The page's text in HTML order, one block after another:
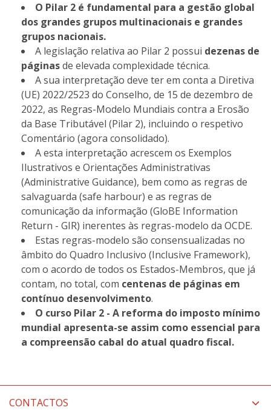
O Pilar 2 é fundamental para a gestão global
dos grandes grupos multinacionais e grandes
grupos nacionais.
A legislação relativa ao Pilar 2 possui dezenas de
páginasde elevada complexidade técnica.
A sua interpretação deve ter em conta a Diretiva
(UE) 2022/2523 do Conselho, de 15 de dezembro de
2022, as Regras-Modelo Mundiais contra a Erosão
da Base Tributável (Pilar 2), incluindo o respetivo
Comentário (agora consolidado).
A esta interpretação acrescem os Exemplos
Ilustrativos e Orientações Administrativas
(Administrative Guidance), bem como as regras de
salvaguarda (safe harbour) e as regras de
comunicação da informação (GloBE Information
Return - GIR) inerentes às regras-modelo da OCDE.
Estas regras-modelo são consensualizadas no
âmbito do Quadro Inclusivo (Inclusive Framework),
com o acordo de todos os Estados-Membros, que já
contam, no total, com centenas de páginas em
contínuo desenvolvimento.
O curso Pilar 2 - A reforma do imposto mínimo
mundial apresenta-se assim como essencial para
a compreensão cabal do atual quadro fiscal.
CONTACTOS